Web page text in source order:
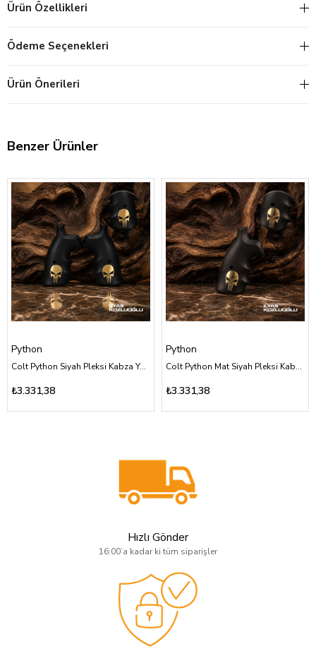
Ürün Özellikleri
Ödeme Seçenekleri
Ürün Önerileri
Benzer Ürünler
Python
Colt Python Siyah Pleksi Kabza Yüzey Desensiz Üzeri Sarı Pirinç Punisher Kuru Kafa Logolu
₺3.331,38
Python
Colt Python Mat Siyah Pleksi Kabza Yüzey Desensiz Üzeri Sarı Pirinç Punisher Kuru Kafa Logolu
₺3.331,38
Hızlı Gönder
16:00’a kadar ki tüm siparişler